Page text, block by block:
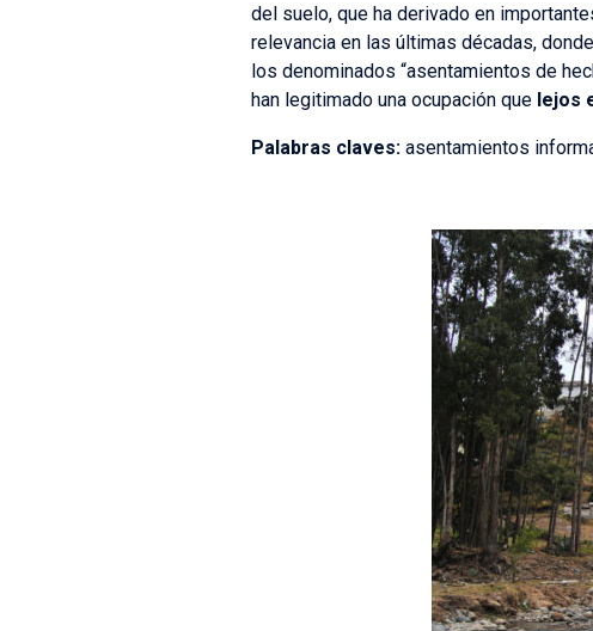
del suelo, que ha derivado en
relevancia en las últimas décadas,
los denominados “asentamientos de
han legitimado una ocupación que lejos
Palabras claves: asentamientos